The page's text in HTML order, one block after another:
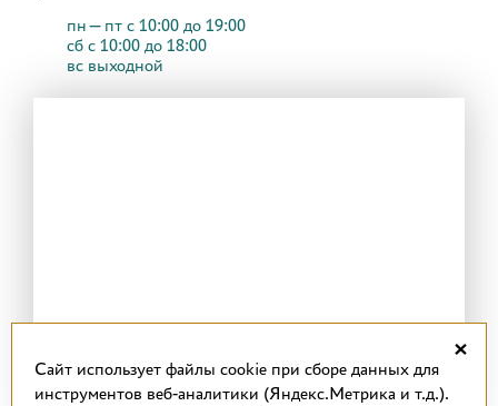
пн—пт с 10:00 до 19:00
сб с 10:00 до 18:00
вс выходной
×
Cайт использует файлы cookie при сборе данных для
инструментов веб-аналитики (Яндекс.Метрика и т.д.).